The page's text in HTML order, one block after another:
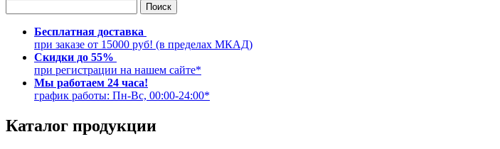
Бесплатная доставка
при заказе от 15000 руб! (в пределах МКАД)
Скидки до 55%
при регистрации на нашем сайте*
Мы работаем 24 часа!
график работы: Пн-Вс, 00:00-24:00*
Каталог продукции